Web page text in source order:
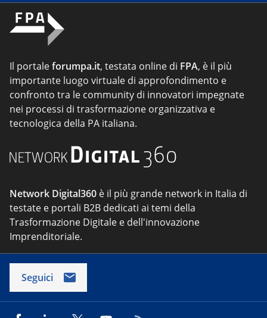
Il portaleforumpa.it, testata online di FPA, è il più
importante luogo virtuale di approfondimento e
confronto tra le community di innovatori impegnate
nei processi di trasformazione organizzativa e
tecnologica della PA italiana.
Network Digital360 è il più grande network in Italia di
testate e portali B2B dedicati ai temi della
Trasformazione Digitale e dell'innovazione
Imprenditoriale.
Seguici